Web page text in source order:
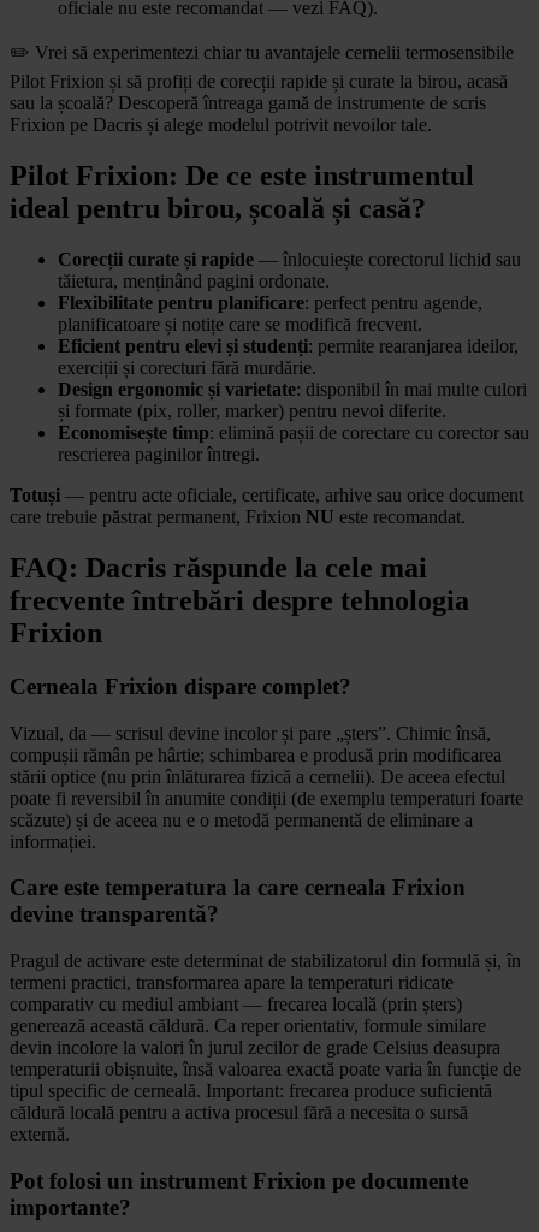
oficiale nu este recomandat — vezi FAQ).
✏️ Vrei să experimentezi chiar tu avantajele cernelii termosensibile
Pilot Frixion și să profiți de corecții rapide și curate la birou, acasă
sau la școală? Descoperă întreaga gamă de instrumente de scris
Frixion pe Dacris și alege modelul potrivit nevoilor tale.
Pilot Frixion: De ce este instrumentul
ideal pentru birou, școală și casă?
Corecții curate și rapide — înlocuiește corectorul lichid sau
tăietura, menținând pagini ordonate.
Flexibilitate pentru planificare: perfect pentru agende,
planificatoare și notițe care se modifică frecvent.
Eficient pentru elevi și studenți: permite rearanjarea ideilor,
exerciții și corecturi fără murdărie.
Design ergonomic și varietate: disponibil în mai multe culori
și formate (pix, roller, marker) pentru nevoi diferite.
Economisește timp: elimină pașii de corectare cu corector sau
rescrierea paginilor întregi.
Totuși — pentru acte oficiale, certificate, arhive sau orice document
care trebuie păstrat permanent, Frixion NU este recomandat.
FAQ: Dacris răspunde la cele mai
frecvente întrebări despre tehnologia
Frixion
Cerneala Frixion dispare complet?
Vizual, da — scrisul devine incolor și pare „șters”. Chimic însă,
compușii rămân pe hârtie; schimbarea e produsă prin modificarea
stării optice (nu prin înlăturarea fizică a cernelii). De aceea efectul
poate fi reversibil în anumite condiții (de exemplu temperaturi foarte
scăzute) și de aceea nu e o metodă permanentă de eliminare a
informației.
Care este temperatura la care cerneala Frixion
devine transparentă?
Pragul de activare este determinat de stabilizatorul din formulă și, în
termeni practici, transformarea apare la temperaturi ridicate
comparativ cu mediul ambiant — frecarea locală (prin șters)
generează această căldură. Ca reper orientativ, formule similare
devin incolore la valori în jurul zecilor de grade Celsius deasupra
temperaturii obișnuite, însă valoarea exactă poate varia în funcție de
tipul specific de cerneală. Important: frecarea produce suficientă
căldură locală pentru a activa procesul fără a necesita o sursă
externă.
Pot folosi un instrument Frixion pe documente
importante?